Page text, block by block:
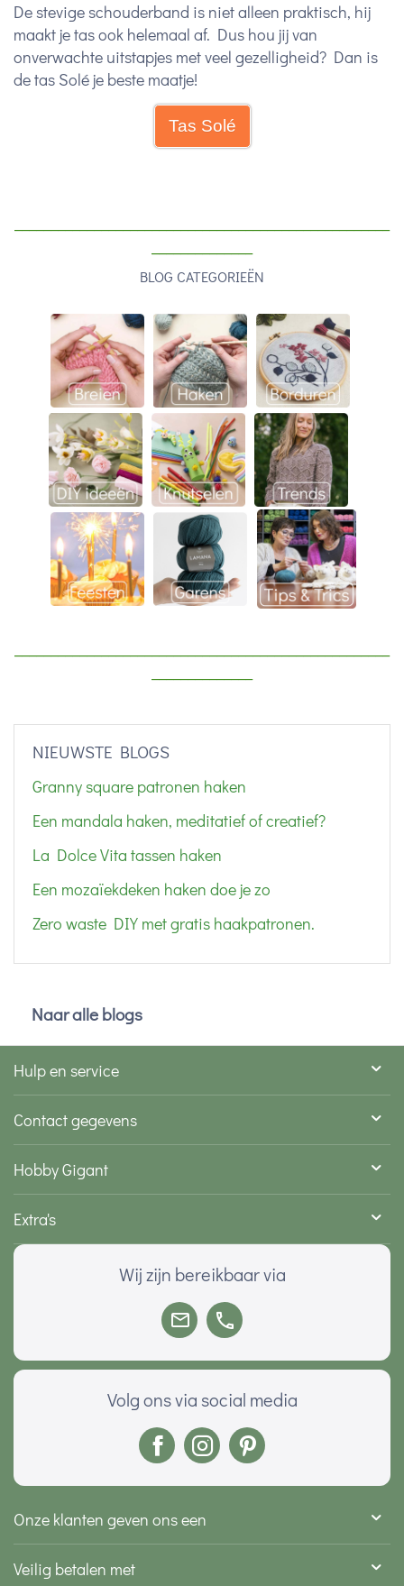
De stevige schouderband is niet alleen praktisch, hij
maakt je tas ook helemaal af. Dus hou jij van
onverwachte uitstapjes met veel gezelligheid? Dan is
de tas Solé je beste maatje!
Tas Solé
BLOG CATEGORIEËN
NIEUWSTE BLOGS
Granny square patronen haken
Een mandala haken, meditatief of creatief?
La Dolce Vita tassen haken
Een mozaïekdeken haken doe je zo
Zero waste DIY met gratis haakpatronen.
Naar alle blogs
Hulp en service
Contact gegevens
Hobby Gigant
Extra's
Wij zijn bereikbaar via
Volg ons via social media
Onze klanten geven ons een
Veilig betalen met